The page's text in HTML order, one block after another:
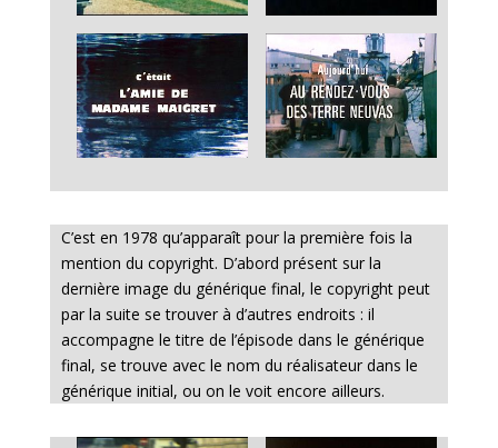
C’est en 1978 qu’apparaît pour la première fois la
mention du copyright. D’abord présent sur la
dernière image du générique final, le copyright peut
par la suite se trouver à d’autres endroits : il
accompagne le titre de l’épisode dans le générique
final, se trouve avec le nom du réalisateur dans le
générique initial, ou on le voit encore ailleurs.